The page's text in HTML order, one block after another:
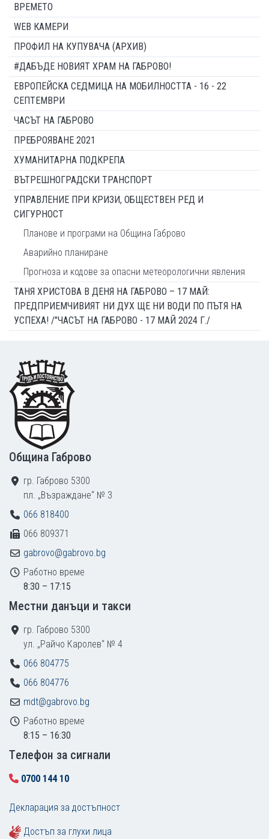
ВРЕМЕТО
WEB КАМЕРИ
ПРОФИЛ НА КУПУВАЧА (АРХИВ)
#ДАБЪДЕ НОВИЯТ ХРАМ НА ГАБРОВО!
ЕВРОПЕЙСКА СЕДМИЦА НА МОБИЛНОСТТА - 16 - 22
СЕПТЕМВРИ
ЧАСЪТ НА ГАБРОВО
ПРЕБРОЯВАНЕ 2021
ХУМАНИТАРНА ПОДКРЕПА
ВЪТРЕШНОГРАДСКИ ТРАНСПОРТ
УПРАВЛЕНИЕ ПРИ КРИЗИ, ОБЩЕСТВЕН РЕД И
СИГУРНОСТ
Планове и програми на Община Габрово
Аварийно планиране
Прогноза и кодове за опасни метеорологични явления
ТАНЯ ХРИСТОВА В ДЕНЯ НА ГАБРОВО – 17 МАЙ:
ПРЕДПРИЕМЧИВИЯТ НИ ДУХ ЩЕ НИ ВОДИ ПО ПЪТЯ НА
УСПЕХА! /"ЧАСЪТ НА ГАБРОВО - 17 МАЙ 2024 Г./
Footer
Община Габрово
гр. Габрово 5300
пл. „Възраждане“ № 3
066 818400
066 809371
gabrovo@gabrovo.bg
Работно време
8:30 – 17:15
Местни данъци и такси
гр. Габрово 5300
ул. „Райчо Каролев“ № 4
066 804775
066 804776
mdt@gabrovo.bg
Работно време
8:15 – 16:30
Tелефон за сигнали
0700 144 10
Декларация за достъпност
Достъп за глухи лица